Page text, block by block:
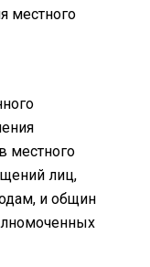
местного
местного
лиц,
и общин